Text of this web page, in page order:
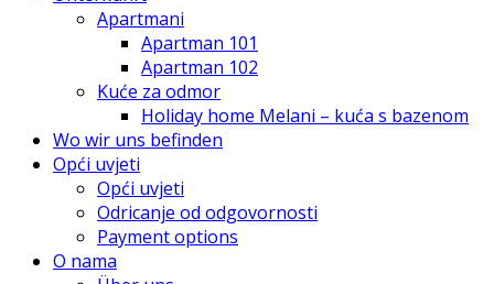
Apartmani
Apartman 101
Apartman 102
Kuće za odmor
Holiday home Melani – kuća s bazenom
Wo wir uns befinden
Opći uvjeti
Opći uvjeti
Odricanje od odgovornosti
Payment options
O nama